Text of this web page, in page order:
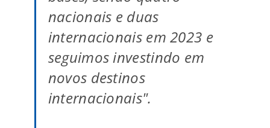
nacionais e duas
internacionais em 2023 e
seguimos investindo em
novos destinos
internacionais".